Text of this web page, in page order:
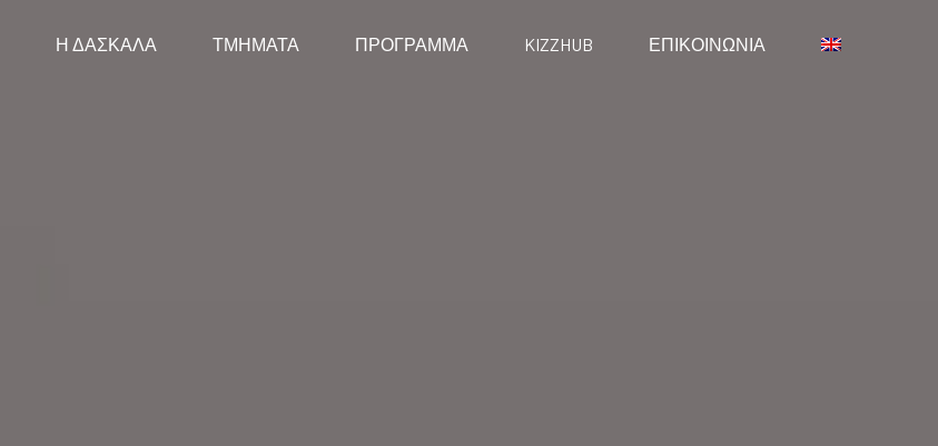
Η ΔΑΣΚΑΛΑ ΤΜΗΜΑΤΑ ΠΡΟΓΡΑΜΜΑ KIZZHUB ΕΠΙΚΟΙΝΩΝΙΑ